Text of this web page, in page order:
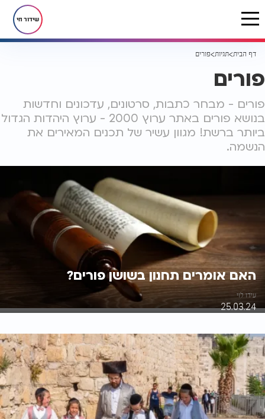
שידור חי
דף הבית תגיות פורים
פורים
פורים - מבחר כתבות, סרטונים, עדכונים וחדשות
בנושא פורים באתר ערוץ 2000 - ערוץ היהדות הגדול
ביותר ברשת! מגוון עשיר של תכנים המאירים את
הנשמה.
האם אומרים תחנון בשושן פורים?
עידו לוי
25.03.24